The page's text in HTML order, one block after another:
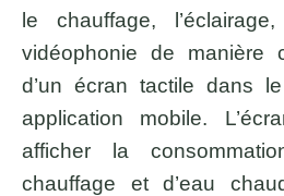
le chauffage,
vidéophonie de manière
d’un écran tactile dans
application mobile.
afficher la
chauffage et d’eau